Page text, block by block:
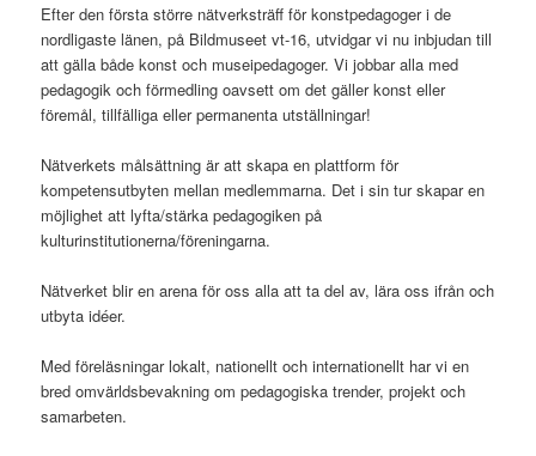
Efter den första större nätverksträff för konstpedagoger i de
nordligaste länen, på Bildmuseet vt-16, utvidgar vi nu inbjudan till
att gälla både konst och museipedagoger. Vi jobbar alla med
pedagogik och förmedling oavsett om det gäller konst eller
föremål, tillfälliga eller permanenta utställningar!
Nätverkets målsättning är att skapa en plattform för
kompetensutbyten mellan medlemmarna. Det i sin tur skapar en
möjlighet att lyfta/stärka pedagogiken på
kulturinstitutionerna/föreningarna.
Nätverket blir en arena för oss alla att ta del av, lära oss ifrån och
utbyta idéer.
Med föreläsningar lokalt, nationellt och internationellt har vi en
bred omvärldsbevakning om pedagogiska trender, projekt och
samarbeten.